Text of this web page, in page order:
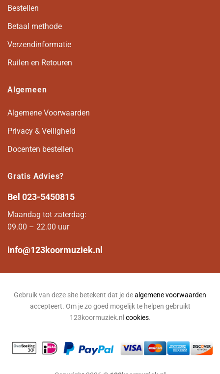
Bestellen
Betaal methode
Verzendinformatie
Ruilen en Retouren
Algemeen
Algemene Voorwaarden
Privacy & Veiligheid
Docenten bestellen
Gratis Advies?
Bel 023-5450815
Maandag tot zaterdag:
09.00 – 22.00 uur
info@123koormuziek.nl
Gebruik van deze site betekent dat je dealgemene voorwaarden
accepteert. Om je zo goed mogelijk te helpen gebruikt
123koormuziek.nl cookies.